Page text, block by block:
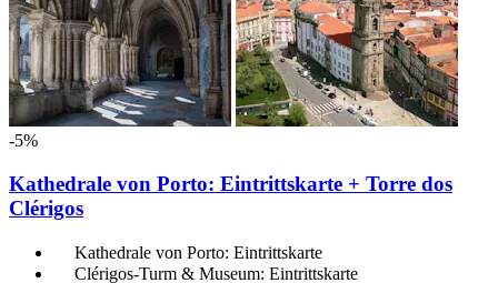
-5%
Kathedrale von Porto: Eintrittskarte + Torre dos
Clérigos
Kathedrale von Porto: Eintrittskarte
Clérigos-Turm & Museum: Eintrittskarte